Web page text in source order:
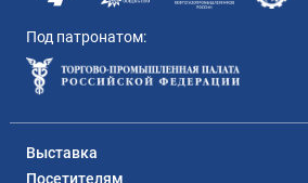
Под патронатом:
Выставка
Посетителям